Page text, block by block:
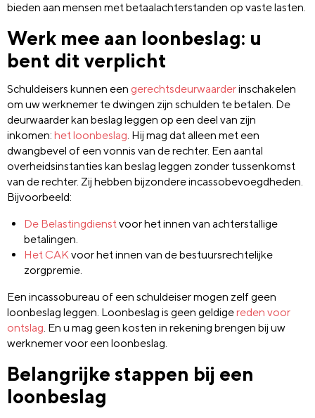
bieden aan mensen met betaalachterstanden op vaste lasten.
Werk mee aan loonbeslag: u
bent dit verplicht
Schuldeisers kunnen een gerechtsdeurwaarderinschakelen
om uw werknemer te dwingen zijn schulden te betalen. De
deurwaarder kan beslag leggen op een deel van zijn
inkomen: het loonbeslag. Hij mag dat alleen met een
dwangbevel of een vonnis van de rechter. Een aantal
overheidsinstanties kan beslag leggen zonder tussenkomst
van de rechter. Zij hebben bijzondere incassobevoegdheden.
Bijvoorbeeld:
De Belastingdienstvoor het innen van achterstallige
betalingen.
Het CAKvoor het innen van de bestuursrechtelijke
zorgpremie.
Een incassobureau of een schuldeiser mogen zelf geen
loonbeslag leggen. Loonbeslag is geen geldigereden voor
ontslag. En u mag geen kosten in rekening brengen bij uw
werknemer voor een loonbeslag.
Belangrijke stappen bij een
loonbeslag